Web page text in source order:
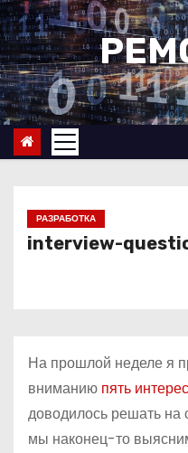
П
е
р
е
й
и
РАЗРАБОТКА
interview-
На прошлой неделе я
вниманию пять
доводилось решать на
мы наконец-то